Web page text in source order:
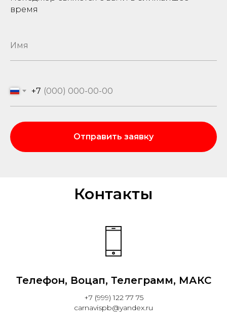
время
+7
Отправить заявку
Контакты
Телефон, Воцап, Телеграмм, МАКС
+7 (999) 122 77 75
carnavispb@yandex.ru